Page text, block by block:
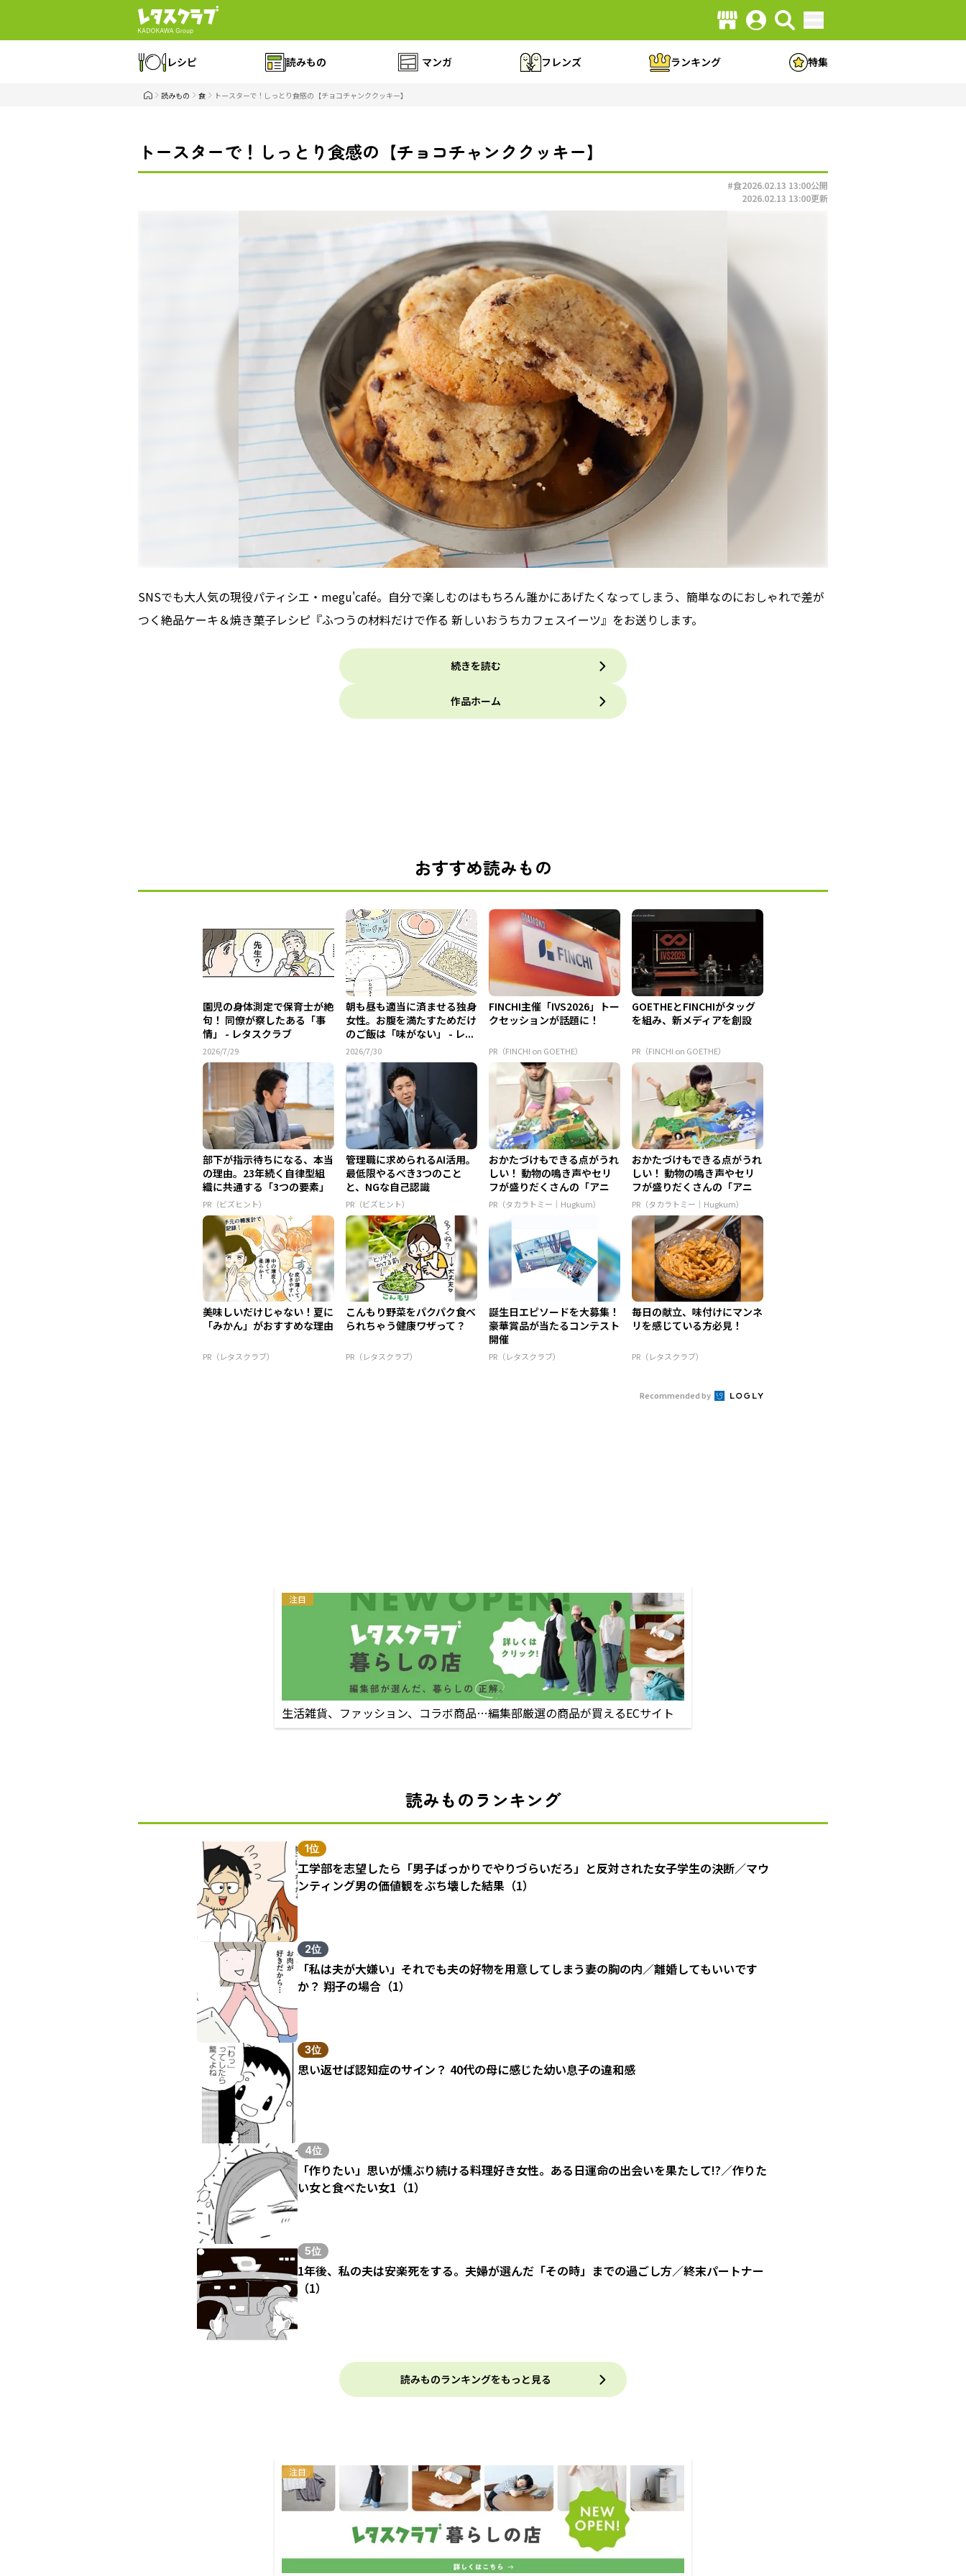
レシピ 読みもの マンガ フレンズ ランキング 特集
読みもの 食 トースターで！しっとり食感の【チョコチャンククッキー】
トースターで！しっとり食感の【チョコチャンククッキー】
#食2026.02.13 13:00公開
2026.02.13 13:00更新
SNSでも大人気の現役パティシエ・megu'café。自分で楽しむのはもちろん誰かにあげたくなってしまう、簡単なのにおしゃれで差が
つく絶品ケーキ＆焼き菓子レシピ『ふつうの材料だけで作る 新しいおうちカフェスイーツ』をお送りします。
続きを読む
作品ホーム
おすすめ読みもの
園児の身体測定で保育士が絶
句！ 同僚が察したある「事
情」 - レタスクラブ
2026/7/29
朝も昼も適当に済ませる独身
女性。お腹を満たすためだけ
のご飯は「味がない」 - レ...
2026/7/30
FINCHI主催「IVS2026」トー
クセッションが話題に！
PR（FINCHI on GOETHE）
GOETHEとFINCHIがタッグ
を組み、新メディアを創設
PR（FINCHI on GOETHE）
部下が指示待ちになる、本当
の理由。23年続く自律型組
織に共通する「3つの要素」
PR（ビズヒント）
管理職に求められるAI活用。
最低限やるべき3つのこと
と、NGな自己認識
PR（ビズヒント）
おかたづけもできる点がうれ
しい！ 動物の鳴き声やセリ
フが盛りだくさんの「アニ
ア ...
PR（タカラトミー｜Hugkum）
おかたづけもできる点がうれ
しい！ 動物の鳴き声やセリ
フが盛りだくさんの「アニ
ア ...
PR（タカラトミー｜Hugkum）
美味しいだけじゃない！夏に
「みかん」がおすすめな理由
PR（レタスクラブ）
こんもり野菜をパクパク食べ
られちゃう健康ワザって？
PR（レタスクラブ）
誕生日エピソードを大募集！
豪華賞品が当たるコンテスト
開催
PR（レタスクラブ）
毎日の献立、味付けにマンネ
リを感じている方必見！
PR（レタスクラブ）
Recommended by
注目
生活雑貨、ファッション、コラボ商品…編集部厳選の商品が買えるECサイト
読みものランキング
1位
工学部を志望したら「男子ばっかりでやりづらいだろ」と反対された女子学生の決断／マウ
ンティング男の価値観をぶち壊した結果（1）
2位
「私は夫が大嫌い」それでも夫の好物を用意してしまう妻の胸の内／離婚してもいいです
か？ 翔子の場合（1）
3位
思い返せば認知症のサイン？ 40代の母に感じた幼い息子の違和感
4位
「作りたい」思いが燻ぶり続ける料理好き女性。ある日運命の出会いを果たして!?／作りた
い女と食べたい女1（1）
5位
1年後、私の夫は安楽死をする。夫婦が選んだ「その時」までの過ごし方／終末パートナー
（1）
読みものランキングをもっと見る
注目